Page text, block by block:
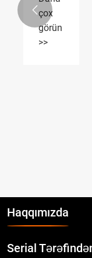
tamamilə
yeni
Q58

Haqqımızda
Serial